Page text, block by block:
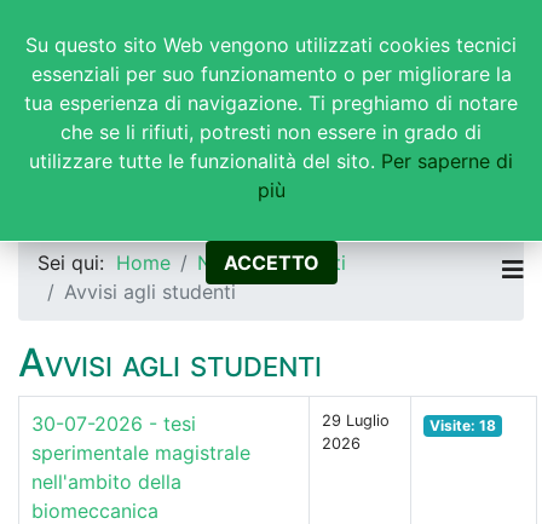
Corsi di Studi in Ingegneria
Sei qui: Home
News & Progetti
Avvisi agli studenti
Avvisi agli studenti
30-07-2026 - tesi
sperimentale magistrale
nell'ambito della
biomeccanica
29 Luglio
2026
Visite: 18
Su questo sito Web vengono utilizzati cookies tecnici
essenziali per suo funzionamento o per migliorare la
tua esperienza di navigazione. Ti preghiamo di notare
che se li rifiuti, potresti non essere in grado di
utilizzare tutte le funzionalità del sito. Per saperne di
più
ACCETTO